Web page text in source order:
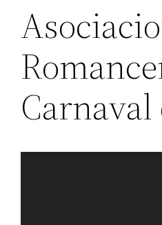
Carnaval